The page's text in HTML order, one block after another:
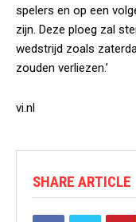
spelers en op een
zijn. Deze ploeg zal
wedstrijd zoals
zouden verliezen.’
vi.nl
SHARE ARTICLE